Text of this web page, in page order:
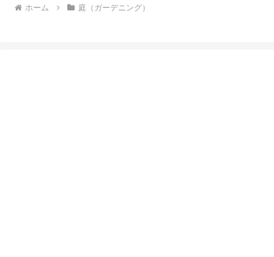
ホーム 庭（ガーデニング）